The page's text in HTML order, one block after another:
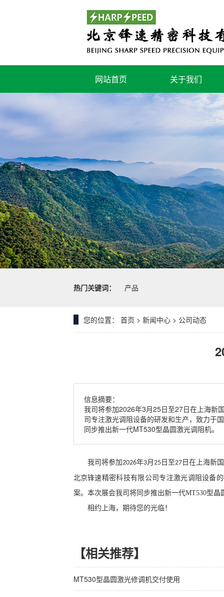
网站首页 关于我们
热门关键词： 产品
您的位置： 首页 > 新闻中心> 公司动态
信息摘要：
我司将参加2026年3月25日至27日在上海新
司专注激光调阻设备的研发和生产，致力于
同步推出新一代MT530型晶圆激光调阻机。
我司将参加2026年3月 25日至27日在上海新
北京锋速精密科技有限公司专注激光调阻设备
案。本次展会我司将同步推出新一代MT530型
相约上海，期待您的光临！
【相关推荐】
MT530型晶圆激光修调机交付使用